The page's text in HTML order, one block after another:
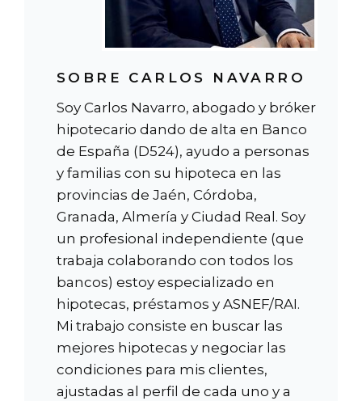
SOBRE CARLOS NAVARRO
Soy Carlos Navarro, abogado y bróker
hipotecario dando de alta en Banco
de España (D524), ayudo a personas
y familias con su hipoteca en las
provincias de Jaén, Córdoba,
Granada, Almería y Ciudad Real. Soy
un profesional independiente (que
trabaja colaborando con todos los
bancos) estoy especializado en
hipotecas, préstamos y ASNEF/RAI.
Mi trabajo consiste en buscar las
mejores hipotecas y negociar las
condiciones para mis clientes,
ajustadas al perfil de cada uno y a